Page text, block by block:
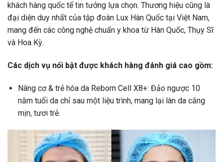
khách hàng quốc tế tin tưởng lựa chọn. Thương hiệu cũng là
đại diện duy nhất của tập đoàn Lux Hàn Quốc tại Việt Nam,
mang đến các công nghệ chuẩn y khoa từ Hàn Quốc, Thụy Sĩ
và Hoa Kỳ.
Các dịch vụ nổi bật được khách hàng đánh giá cao gồm:
Nâng cơ & trẻ hóa da Reborn Cell X8+: Đảo ngược 10
năm tuổi da chỉ sau một liệu trình, mang lại làn da căng
mịn, tươi trẻ.